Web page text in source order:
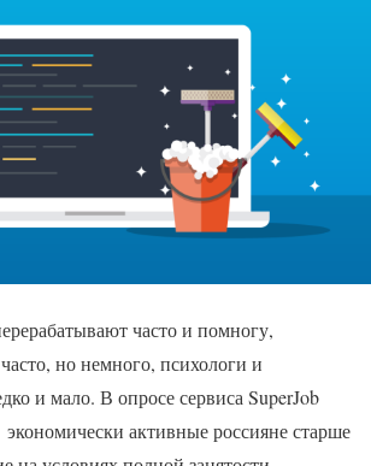
часто и помногу,
но немного, психологи и
и мало. В опросе сервиса SuperJob
активные россияне старше